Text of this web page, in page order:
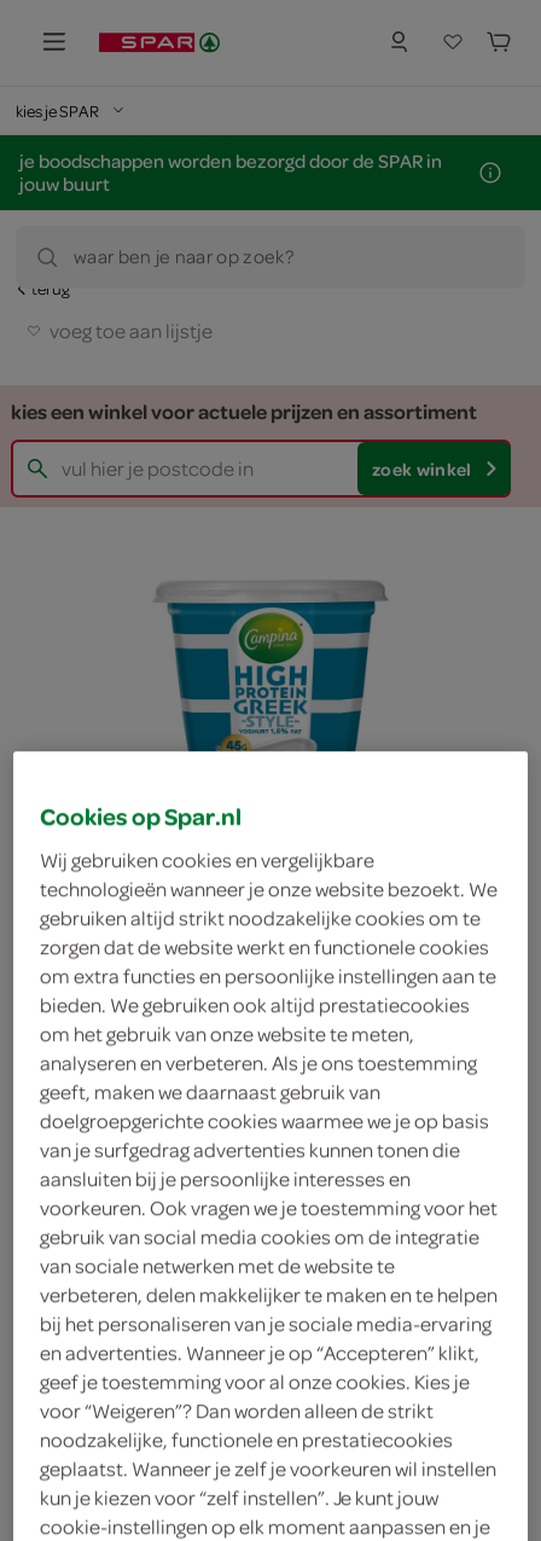
kies je SPAR
je boodschappen worden bezorgd door de SPAR in
jouw buurt
waar ben je naar op zoek?
terug
voeg toe aan lijstje
kies een winkel voor actuele prijzen en assortiment
zoek winkel
Campina kwark greek
style high protein 1,5%
Campina
2.
35
450 Gram
Let op: aanbiedingen zijn niet zichtbaar bij de
producten, maar worden wél automatisch
verwerkt in de winkelmand.
Cookies op Spar.nl
Wij gebruiken cookies en vergelijkbare
technologieën wanneer je onze website bezoekt. We
gebruiken altijd strikt noodzakelijke cookies om te
zorgen dat de website werkt en functionele cookies
om extra functies en persoonlijke instellingen aan te
bieden. We gebruiken ook altijd prestatiecookies
om het gebruik van onze website te meten,
analyseren en verbeteren. Als je ons toestemming
geeft, maken we daarnaast gebruik van
doelgroepgerichte cookies waarmee we je op basis
van je surfgedrag advertenties kunnen tonen die
aansluiten bij je persoonlijke interesses en
voorkeuren. Ook vragen we je toestemming voor het
gebruik van social media cookies om de integratie
van sociale netwerken met de website te
verbeteren, delen makkelijker te maken en te helpen
bij het personaliseren van je sociale media-ervaring
en advertenties. Wanneer je op “Accepteren” klikt,
geef je toestemming voor al onze cookies. Kies je
voor “Weigeren”? Dan worden alleen de strikt
noodzakelijke, functionele en prestatiecookies
geplaatst. Wanneer je zelf je voorkeuren wil instellen
kun je kiezen voor “zelf instellen”. Je kunt jouw
cookie-instellingen op elk moment aanpassen en je